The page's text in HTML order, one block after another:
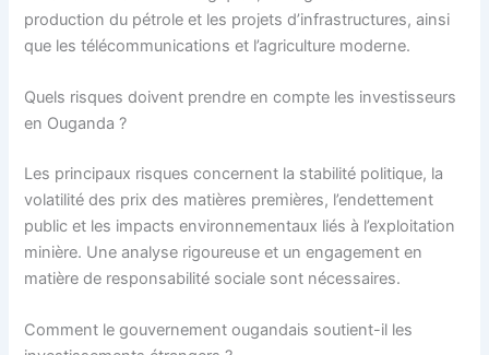
production du pétrole et les projets d’infrastructures, ainsi
que les télécommunications et l’agriculture moderne.
Quels risques doivent prendre en compte les investisseurs
en Ouganda ?
Les principaux risques concernent la stabilité politique, la
volatilité des prix des matières premières, l’endettement
public et les impacts environnementaux liés à l’exploitation
minière. Une analyse rigoureuse et un engagement en
matière de responsabilité sociale sont nécessaires.
Comment le gouvernement ougandais soutient-il les